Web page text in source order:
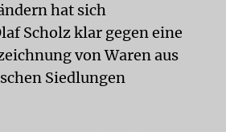
hat sich
Scholz klar gegen eine
von Waren aus
Siedlungen